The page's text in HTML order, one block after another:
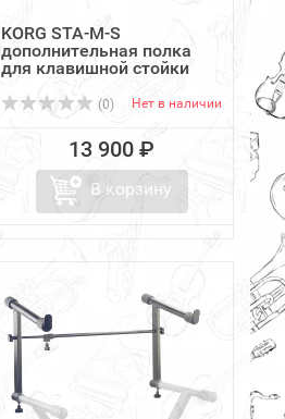
KORG STA-M-S
дополнительная полка
для клавишной стойки
(0) Нет в наличии
13 900 ₽
В корзину